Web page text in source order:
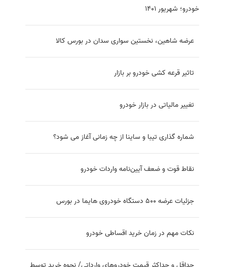
خودرو؛ شهریور 1401
عرضه شاهین، نخستین سواری سدان در
بورس کالا
تاثیر قرعه کشی خودرو بر بازار
تغییر مالیاتی در بازار خودرو
شماره گذاری تیبا و ساینا از چه زمانی آغاز
می شود؟
نقاط قوت و ضعف آیین‌نامه واردات خودرو